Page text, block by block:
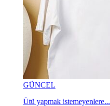
GÜNCEL
Ütü yapmak istemeyenlere...